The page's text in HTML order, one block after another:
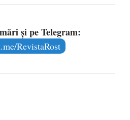
și pe Telegram:
RevistaRost